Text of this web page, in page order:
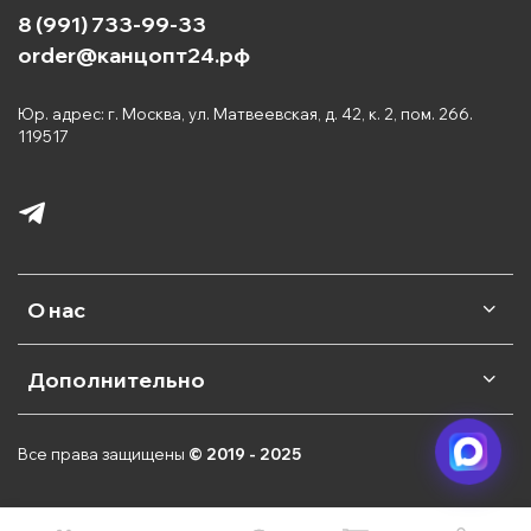
О нас
Дополнительно
8 (991) 733-99-33
order@канцопт24.рф
Юр. адрес: г. Москва, ул. Матвеевская, д. 42, к. 2, пом. 266.
119517
Все права защищены © 2019 - 2025